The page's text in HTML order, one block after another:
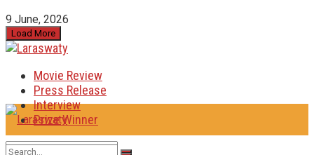
9 June, 2026
Load More
Movie Review
Press Release
Interview
Prize Winner